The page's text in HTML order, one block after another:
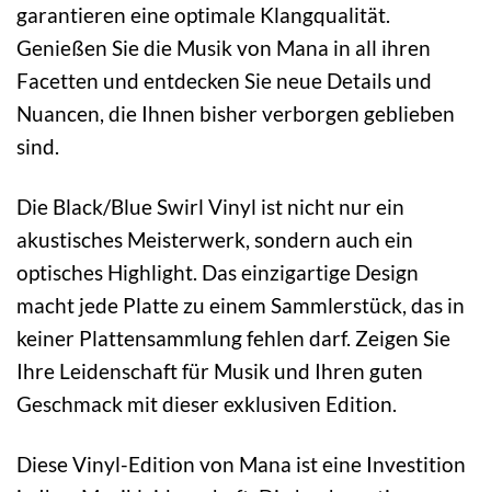
garantieren eine optimale Klangqualität.
Genießen Sie die Musik von Mana in all ihren
Facetten und entdecken Sie neue Details und
Nuancen, die Ihnen bisher verborgen geblieben
sind.
Die Black/Blue Swirl Vinyl ist nicht nur ein
akustisches Meisterwerk, sondern auch ein
optisches Highlight. Das einzigartige Design
macht jede Platte zu einem Sammlerstück, das in
keiner Plattensammlung fehlen darf. Zeigen Sie
Ihre Leidenschaft für Musik und Ihren guten
Geschmack mit dieser exklusiven Edition.
Diese Vinyl-Edition von Mana ist eine Investition